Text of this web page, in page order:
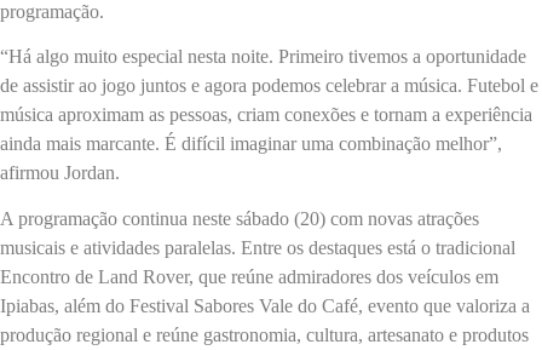
programação.
“Há algo muito especial nesta noite. Primeiro tivemos a oportunidade
de assistir ao jogo juntos e agora podemos celebrar a música. Futebol e
música aproximam as pessoas, criam conexões e tornam a experiência
ainda mais marcante. É difícil imaginar uma combinação melhor”,
afirmou Jordan.
A programação continua neste sábado (20) com novas atrações
musicais e atividades paralelas. Entre os destaques está o tradicional
Encontro de Land Rover, que reúne admiradores dos veículos em
Ipiabas, além do Festival Sabores Vale do Café, evento que valoriza a
produção regional e reúne gastronomia, cultura, artesanato e produtos